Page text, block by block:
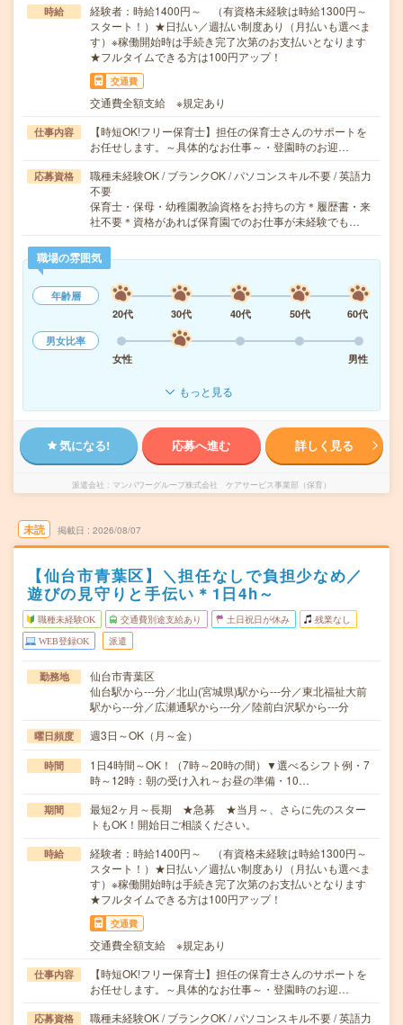
時給
経験者：時給1400円～ （有資格未経験は時給1300円～
スタート！）★日払い／週払い制度あり（月払いも選べま
す）※稼働開始時は手続き完了次第のお支払いとなります
★フルタイムできる方は100円アップ！
交通費
交通費全額支給 ※規定あり
仕事内容
【時短OK!フリー保育士】担任の保育士さんのサポートを
お任せします。～具体的なお仕事～・登園時のお迎…
応募資格
職種未経験OK / ブランクOK / パソコンスキル不要 / 英語力
不要
保育士・保母・幼稚園教諭資格をお持ちの方＊履歴書・来
社不要＊資格があれば保育園でのお仕事が未経験でも…
職場の雰囲気
年齢層
20代
30代 40代 50代
60代
男女比率
女性
男性
もっと見る
気になる! 応募へ進む 詳しく見る
派遣会社 マンパワーグループ株式会社 ケアサービス事業部（保育）
未読 掲載日 2026/08/07
【仙台市青葉区】＼担任なしで負担少なめ／
遊びの見守りと手伝い＊1日4h～
職種未経験OK 交通費別途支給あり 土日祝日が休み 残業なし
WEB登録OK 派遣
勤務地
仙台市青葉区
仙台駅から---分／北山(宮城県)駅から---分／東北福祉大前
駅から---分／広瀬通駅から---分／陸前白沢駅から---分
曜日頻度 週3日～OK（月～金）
時間
1日4時間～OK！（7時～20時の間）▼選べるシフト例・7
時～12時：朝の受け入れ～お昼の準備・10…
期間
最短2ヶ月～長期 ★急募 ★当月～、さらに先のスター
トもOK！開始日ご相談ください。
時給
経験者：時給1400円～ （有資格未経験は時給1300円～
スタート！）★日払い／週払い制度あり（月払いも選べま
す）※稼働開始時は手続き完了次第のお支払いとなります
★フルタイムできる方は100円アップ！
交通費
交通費全額支給 ※規定あり
仕事内容
【時短OK!フリー保育士】担任の保育士さんのサポートを
お任せします。～具体的なお仕事～・登園時のお迎…
応募資格 職種未経験OK / ブランクOK / パソコンスキル不要 / 英語力